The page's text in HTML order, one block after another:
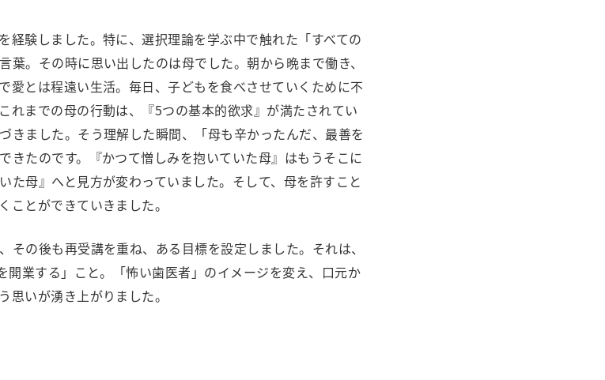
経験しました。特に、選択理論を学ぶ中で触れた「すべての
。その時に思い出したのは母でした。朝から晩まで働き、
愛とは程遠い生活。毎日、子どもを食べさせていくために不
れまでの母の行動は、『5つの基本的欲求』が満たされてい
きました。そう理解した瞬間、「母も辛かったんだ、最善を
きたのです。『かつて憎しみを抱いていた母』はもうそこに
た母』へと見方が変わっていました。そして、母を許すこと
ことができていきました。
の後も再受講を重ね、ある目標を設定しました。それは、
業する」こと。「怖い歯医者」のイメージを変え、口元か
思いが湧き上がりました。